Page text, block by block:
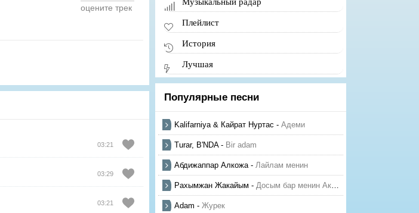
оцените трек
03:21
03:29
03:21
Плейлист
История
Лучшая
Популярные песни
Kalifarniya & Кайрат Нуртас - Адеми
Turar, B'NDA- Bir adam
Абдижаппар Алкожа- Лайлам менин
Рахымжан Жакайым - Досым бар менин Актауда
Adam - Журек